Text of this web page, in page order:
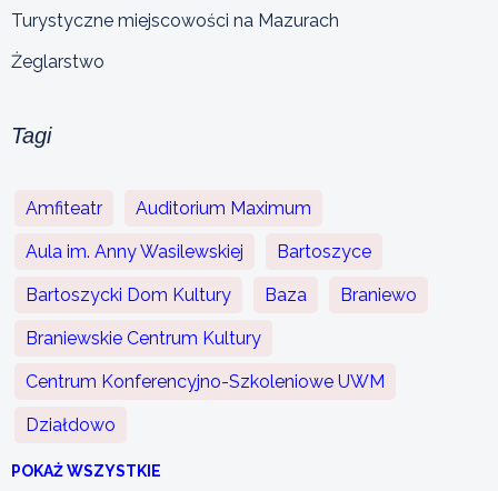
Turystyczne miejscowości na Mazurach
Żeglarstwo
Tagi
Amfiteatr Auditorium Maximum
Aula im. Anny Wasilewskiej Bartoszyce
Bartoszycki Dom Kultury Baza Braniewo
Braniewskie Centrum Kultury
Centrum Konferencyjno-Szkoleniowe UWM
Działdowo
POKAŻ WSZYSTKIE